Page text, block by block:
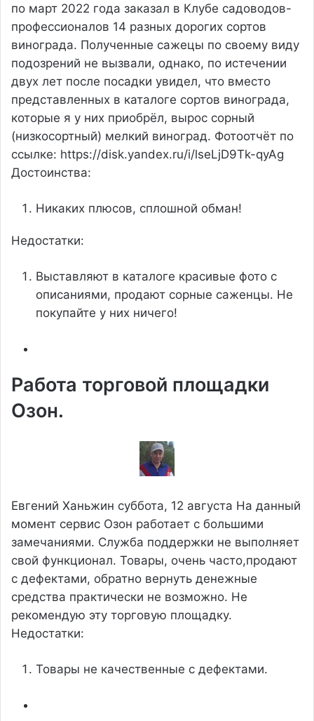
по март 2022 года заказал в Клубе садоводов-
профессионалов 14 разных дорогих сортов
винограда. Полученные сажецы по своему виду
подозрений не вызвали, однако, по истечении
двух лет после посадки увидел, что вместо
представленных в каталоге сортов винограда,
которые я у них приобрёл, вырос сорный
(низкосортный) мелкий виноград. Фотоотчёт по
ссылке: https://disk.yandex.ru/i/lseLjD9Tk-qyAg
Достоинства:
Никаких плюсов, сплошной обман!
Недостатки:
Выставляют в каталоге красивые фото с
описаниями, продают сорные саженцы. Не
покупайте у них ничего!
Работа торговой площадки
Озон.
Евгений Ханьжин суббота, 12 августа На данный
момент сервис Озон работает с большими
замечаниями. Служба поддержки не выполняет
свой функционал. Товары, очень часто,продают
с дефектами, обратно вернуть денежные
средства практически не возможно. Не
рекомендую эту торговую площадку.
Недостатки:
Товары не качественные с дефектами.